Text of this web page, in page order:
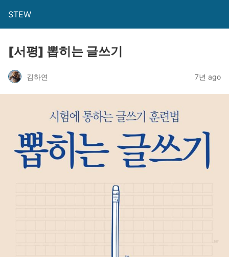
STEW
[서평] 뽑히는 글쓰기
김하연 7년 ago